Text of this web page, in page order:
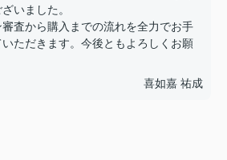
いました。
査から購入までの流れを全力でお手
ただきます。今後ともよろしくお願
喜如嘉 祐成